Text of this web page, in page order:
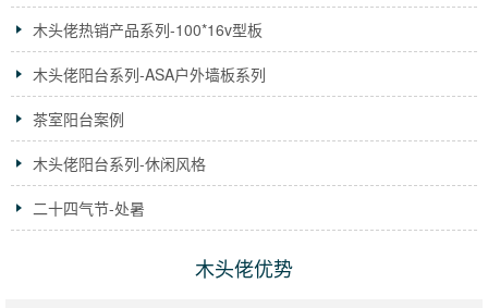
木头佬热销产品系列-100*16v型板
木头佬阳台系列-ASA户外墙板系列
茶室阳台案例
木头佬阳台系列-休闲风格
二十四气节-处暑
木头佬优势